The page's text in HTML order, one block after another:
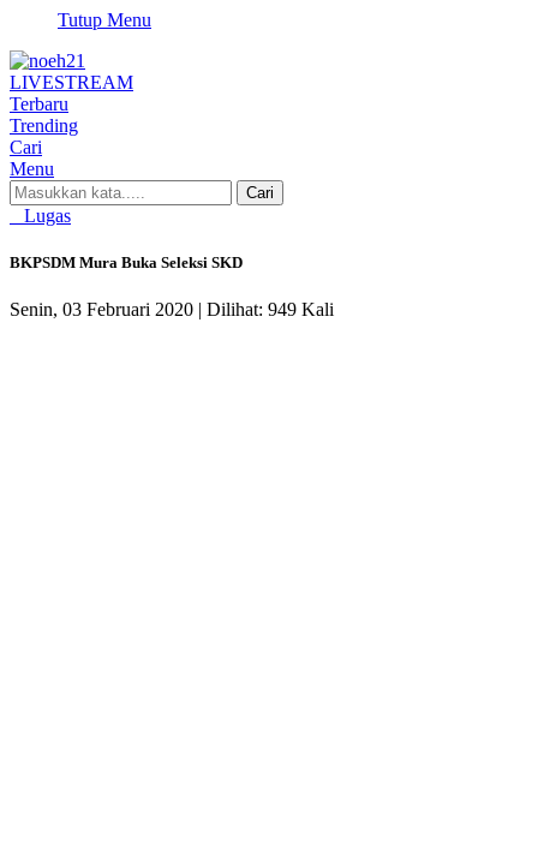
Tutup Menu
LIVESTREAM
Terbaru
Trending
Cari
Menu
Cari
Lugas
BKPSDM Mura Buka Seleksi SKD
Senin, 03 Februari 2020 | Dilihat: 949 Kali